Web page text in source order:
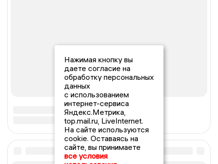
Нажимая кнопку вы
даете согласие на
обработку персональных
данных
с использованием
интернет-сервиса
Яндекс.Метрика,
top.mail.ru, LiveInternet.
На сайте используются
cookie. Оставаясь на
сайте, вы принимаете
все условия